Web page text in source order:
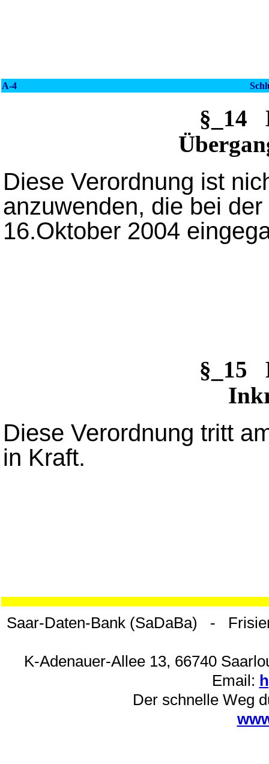
A-4
§_14
Diese Verordnung ist
anzuwenden, die bei
16.Oktober 2004
§_15
Diese Verordnung tritt
in Kraft.
Saar-Daten-Bank (SaDaBa) -
K-Adenauer-Allee 13, 66740
Email:
Der schnelle Weg